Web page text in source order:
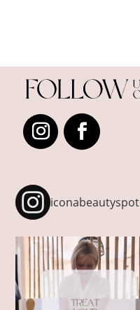
iconabeautyspot